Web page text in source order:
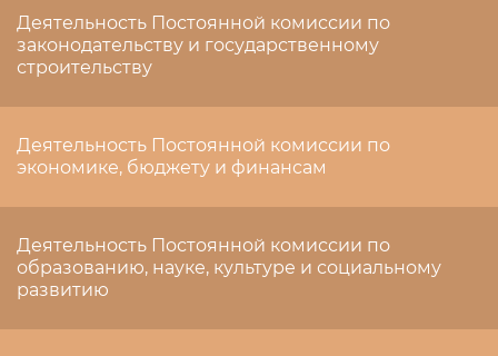
Деятельность Постоянной комиссии по
законодательству и государственному
строительству
Деятельность Постоянной комиссии по
экономике, бюджету и финансам
Деятельность Постоянной комиссии по
образованию, науке, культуре и социальному
развитию